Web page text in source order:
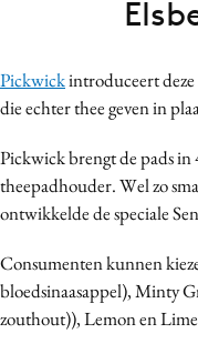
Carriere
Contentmarketing
Craft
Customer Experience
Data & Insights
Design
Digital transformation
Diversiteit
Pickwickintroduceert
die echter thee geven in
Pickwick brengt de pads in
theepadhouder. Wel zo
ontwikkelde de speciale
Consumenten kunnen
bloedsinaasappel), Minty
zouthout)), Lemon en